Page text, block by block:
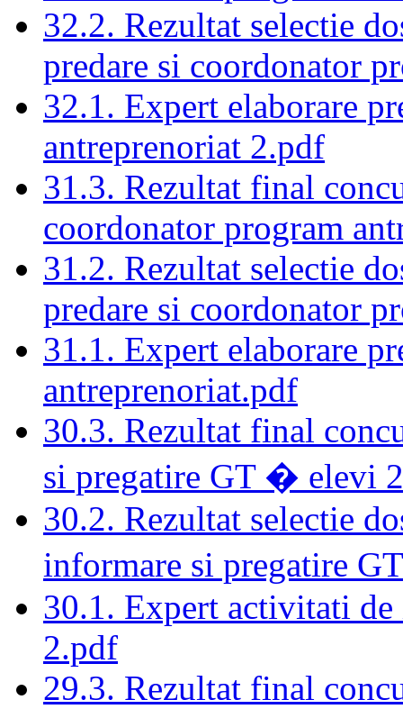
32.2. Rezultat selectie
predare si coordonator
32.1. Expert elaborare
antreprenoriat 2.pdf
31.3. Rezultat final
coordonator program
31.2. Rezultat selectie
predare si coordonator
31.1. Expert elaborare
antreprenoriat.pdf
30.3. Rezultat final
si pregatire GT � elevi
30.2. Rezultat selectie
informare si pregatire
30.1. Expert activitati
2.pdf
29.3. Rezultat final